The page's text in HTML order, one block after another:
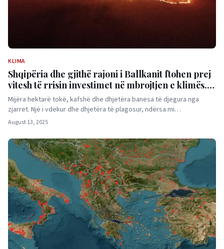
KLIMA
Shqipëria dhe gjithë rajoni i Ballkanit ftohen prej
vitesh të rrisin investimet në mbrojtjen e klimës.
Banka Botërore në raportin 2024: Në 10 vite,
zjarret janë shtuar 21%
Mijëra hektarë tokë, kafshë dhe dhjetëra banesa të djegura nga
zjarret. Një i vdekur dhe dhjetëra të plagosur, ndërsa mi…
August 13, 2025